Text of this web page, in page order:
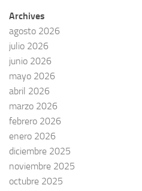
Archives
agosto 2026
julio 2026
junio 2026
mayo 2026
abril 2026
marzo 2026
febrero 2026
enero 2026
diciembre 2025
noviembre 2025
octubre 2025